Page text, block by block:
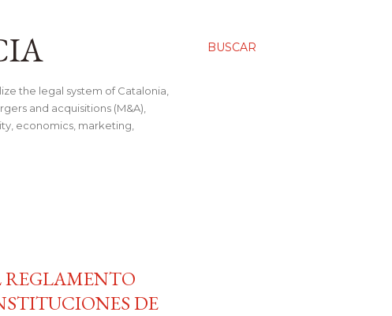
BUSCAR
the legal system of Catalonia,
and acquisitions (M&A),
economics, marketing,
REGLAMENTO
DE